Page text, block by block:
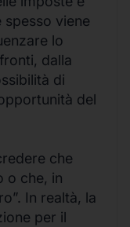
viene
lo
dalla
di
del
che
o che, in
In realtà, la
per il